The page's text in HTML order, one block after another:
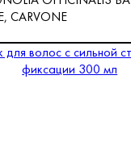
CARVONE